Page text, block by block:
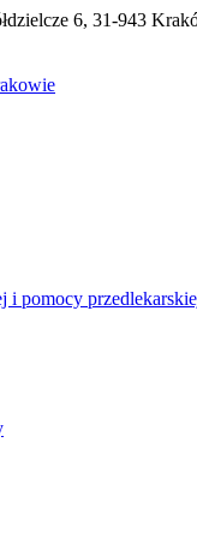
6, 31-943
i pomocy